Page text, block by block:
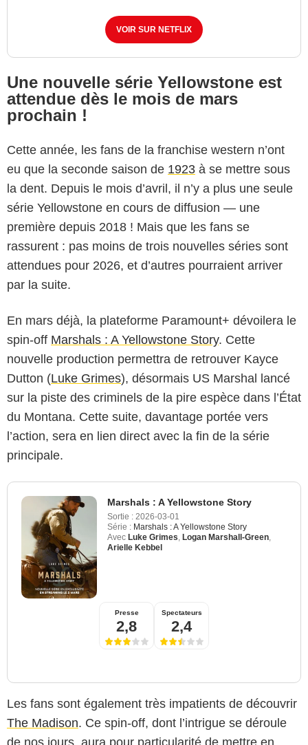
VOIR SUR NETFLIX
Une nouvelle série Yellowstone est
attendue dès le mois de mars
prochain !
Cette année, les fans de la franchise western n’ont
eu que la seconde saison de 1923 à se mettre sous
la dent. Depuis le mois d’avril, il n’y a plus une seule
série Yellowstone en cours de diffusion — une
première depuis 2018 ! Mais que les fans se
rassurent : pas moins de trois nouvelles séries sont
attendues pour 2026, et d’autres pourraient arriver
par la suite.
En mars déjà, la plateforme Paramount+ dévoilera le
spin-off Marshals : A Yellowstone Story. Cette
nouvelle production permettra de retrouver Kayce
Dutton (Luke Grimes), désormais US Marshal lancé
sur la piste des criminels de la pire espèce dans l’État
du Montana. Cette suite, davantage portée vers
l’action, sera en lien direct avec la fin de la série
principale.
Marshals : A Yellowstone Story
Sortie : 2026-03-01
Série : Marshals : A Yellowstone Story
Avec Luke Grimes Logan Marshall-Green
Arielle Kebbel
Presse
2,8
Spectateurs
2,4
Les fans sont également très impatients de découvrir
The Madison. Ce spin-off, dont l’intrigue se déroule
de nos jours, aura pour particularité de mettre en